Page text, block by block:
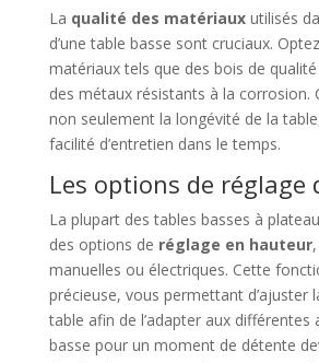
La qualité des matériauxutilisés
d’une table basse sont cruciaux.
matériaux tels que des bois de
des métaux résistants à la corrosion.
non seulement la longévité de la
facilité d’entretien dans le temps.
Les options de réglage
La plupart des tables basses à
des options de réglage en hauteur
manuelles ou électriques. Cette
précieuse, vous permettant d’ajuster
table afin de l’adapter aux différentes
basse pour un moment de détente